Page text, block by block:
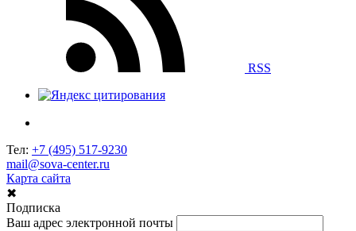
RSS
Тел: +7 (495) 517-9230
mail@sova-center.ru
Карта сайта
✖
Подписка
Ваш адрес электронной почты